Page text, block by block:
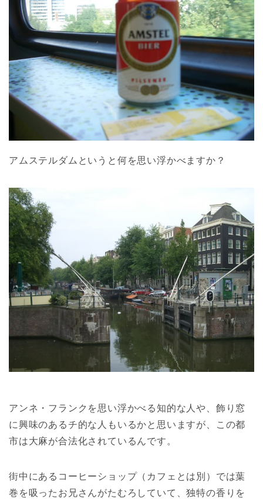
アムステルダムというと何を思い浮かべますか？
アンネ・フランクを思い浮かべる知的な人や、飾り窓
に興味のあるチ的な人もいるかと思いますが、この都
市は大麻が合法化されているんです。
街中にあるコーヒーショップ（カフェとは別）では葉
巻を吸ったお兄さんがたむろしていて、独特の香りを